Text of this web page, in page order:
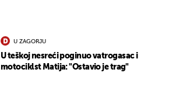
U ZAGORJU
U teškoj nesreći poginuo vatrogasac i
motociklst Matija: "Ostavio je trag"